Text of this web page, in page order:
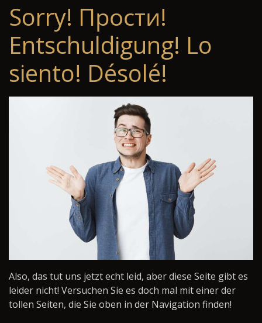
Sorry! Прости!
Entschuldigung! Lo
siento! Désolé!
Also, das tut uns jetzt echt leid, aber diese Seite gibt es
leider nicht! Versuchen Sie es doch mal mit einer der
tollen Seiten, die Sie oben in der Navigation finden!